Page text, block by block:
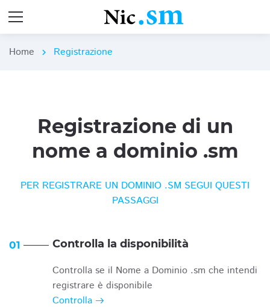
Home chevron_right Registrazione
Registrazione di un
nome a dominio .sm
PER REGISTRARE UN DOMINIO .SM SEGUI QUESTI
PASSAGGI
01 Controlla la disponibilità
Controlla se il Nome a Dominio .sm che intendi
registrare è disponibile
Controlla